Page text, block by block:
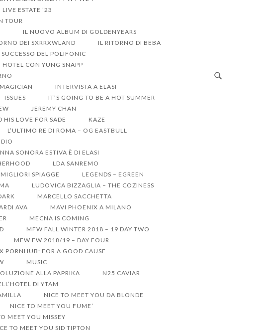
ESTATE ’23
TOUR
IL NUOVO ALBUM DI GOLDENYEARS
DEI SXRRXWLAND
IL RITORNO DI BEBA
SUCCESSO DEL POLIFONIC
HOTEL CON YUNG SNAPP
INTERVISTA A ELASI
ISSUES
IT’S GOING TO BE A HOT SUMMER
JEREMY CHAN
HIS LOVE FOR SADE
KAZE
L’ULTIMO RE DI ROMA – OG EASTBULL
SONORA ESTIVA È DI ELASI
LDA SANREMO
MIGLIORI SPIAGGE
LEGENDS – EGREEN
LUDOVICA BIZZAGLIA – THE COZINESS
MARCELLO SACCHETTA
AVA
MAVI PHOENIX A MILANO
MECNA IS COMING
MFW FALL WINTER 2018 – 19 DAY TWO
MFW FW 2018/19 – DAY FOUR
PORNHUB: FOR A GOOD CAUSE
MUSIC
ALLA PAPRIKA
N25 CAVIAR
DI YTAM
NICE TO MEET YOU DA BLONDE
NICE TO MEET YOU FUME’
MEET YOU MISSEY
TO MEET YOU SID TIPTON